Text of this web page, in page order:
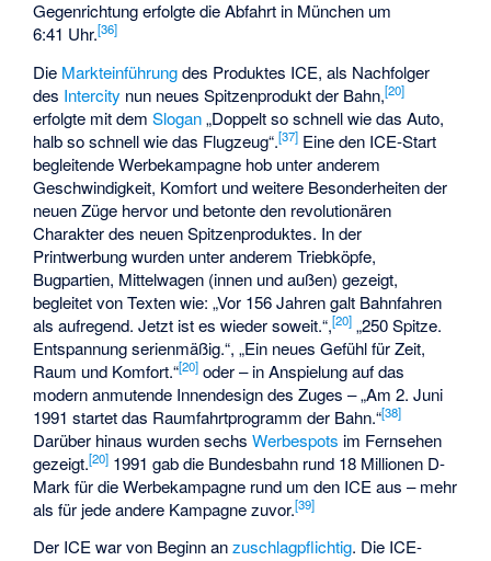
Gegenrichtung erfolgte die Abfahrt in München um
6:41 Uhr.[36]
Die Markteinführungdes Produktes ICE, als Nachfolger
des Intercity nun neues Spitzenprodukt der Bahn,[20]
erfolgte mit demSlogan„Doppelt so schnell wie das Auto,
halb so schnell wie das Flugzeug“.[37] Eine den ICE-Start
begleitende Werbekampagne hob unter anderem
Geschwindigkeit, Komfort und weitere Besonderheiten der
neuen Züge hervor und betonte den revolutionären
Charakter des neuen Spitzenproduktes. In der
Printwerbung wurden unter anderem Triebköpfe,
Bugpartien, Mittelwagen (innen und außen) gezeigt,
begleitet von Texten wie: „Vor 156 Jahren galt Bahnfahren
als aufregend. Jetzt ist es wieder soweit.“,[20] „250 Spitze.
Entspannung serienmäßig.“, „Ein neues Gefühl für Zeit,
Raum und Komfort.“[20] oder – in Anspielung auf das
modern anmutende Innendesign des Zuges – „Am 2. Juni
1991 startet das Raumfahrtprogramm der Bahn.“[38]
Darüber hinaus wurden sechsWerbespots im Fernsehen
gezeigt.[20] 1991 gab die Bundesbahn rund 18 Millionen D-
Mark für die Werbekampagne rund um den ICE aus – mehr
als für jede andere Kampagne zuvor.[39]
Der ICE war von Beginn anzuschlagpflichtig. Die ICE-